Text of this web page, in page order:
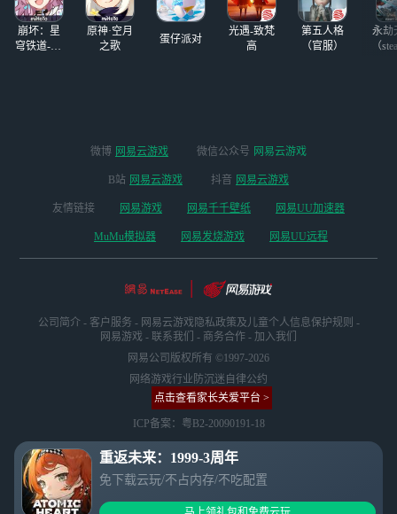
重返未来：1999-3周年
免下载云玩/不占内存/不吃配置
崩坏：星
穹铁道-4.4
原神·空月
之歌
蛋仔派对
光遇-致梵
高
第五人格
（官服）
永劫
（
微博 网易云游戏 微信公众号 网易云游戏
B站 网易云游戏 抖音 网易云游戏
友情链接 网易游戏 网易千千壁纸 网易UU加速器
MuMu模拟器 网易发烧游戏 网易UU远程
公司简介 - 客户服务 - 网易云游戏隐私政策及儿童个人信息保护规则 -
网易游戏 - 联系我们 - 商务合作 - 加入我们
网易公司版权所有 ©1997-2026
网络游戏行业防沉迷自律公约
点击查看家长关爱平台 >
ICP备案：粤B2-20090191-18